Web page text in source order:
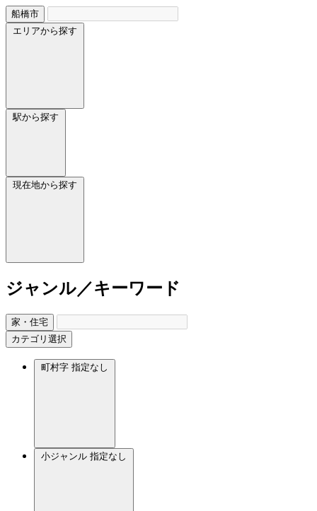
船橋市
エリアから探す
駅から探す
現在地から探す
ジャンル／キーワード
家・住宅
カテゴリ選択
町村字 指定なし
小ジャンル 指定なし